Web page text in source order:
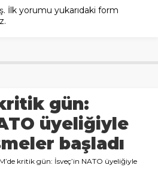
İlk yorumu yukarıdaki form
gün:
üyeliğiyle
başladı
kritik gün: İsveç’in NATO üyeliğiyle